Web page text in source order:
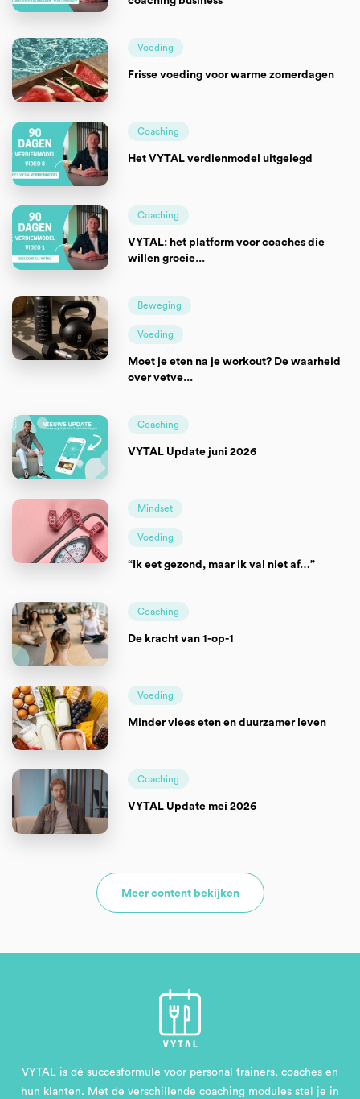
Voeding
Frisse voeding voor warme zomerdagen
Coaching
Het VYTAL verdienmodel uitgelegd
Coaching
VYTAL: het platform voor coaches die
willen groeie...
Beweging
Voeding
Moet je eten na je workout? De waarheid
over vetve...
Coaching
VYTAL Update juni 2026
Mindset
Voeding
“Ik eet gezond, maar ik val niet af…”
Coaching
De kracht van 1-op-1
Voeding
Minder vlees eten en duurzamer leven
Coaching
VYTAL Update mei 2026
Meer content bekijken
VYTAL is dé succesformule voor personal trainers, coaches en
hun klanten. Met de verschillende coaching modules stel je in